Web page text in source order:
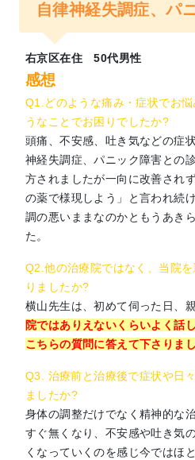
Q3. 治療前と治療後で
様に変化しましたか?
治療後の当日は体が軽
と分かってからは自分
とを少しずつやってい
ました。
Q4. 同じような症状で
変わりたいと思っても
できない時もありまし
辛抱強く、都度他の方
下さったのでとても感
ずは先生とお話しされ
か。症状が良くなられ
す。
自律神経失調症、パ
右京区在住 50代男性
感想
Q1.どのような痛み・症状でお
うなことでお困りでしたか?
頭痛、不安感、吐き気などの症
神経失調症、パニック障害との
方されましたが一向に改善され
の薬で様現しよう」と言われ続
調の悪いままなのかともうあき
た。
Q2.他の治療院ではなく、当院
りましたか?
横山先生は、初めて伺った日、
院ではありえないくらいよく話
こちらの質問に答えて下さりまし
Q3. 治療前と治療後で症状や日
ましたか?
身体の調整だけでなく精神的な
すぐ無くなり、不安感や吐き気
くなっていくのを感じ今ではほ